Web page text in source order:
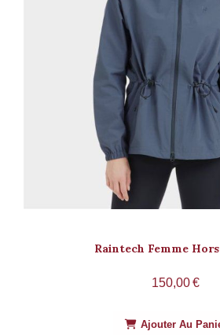
Raintech Femme
150,00€
Ajouter Au